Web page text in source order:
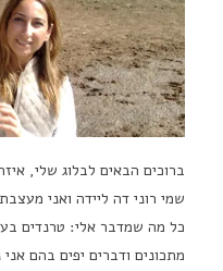
ברוכים הבאים לבלוג שלי,
שמי רוני דה ליידה ואני
כל מה שמדבר אלי: טרנדים
מתכונים ודברים יפים בהם